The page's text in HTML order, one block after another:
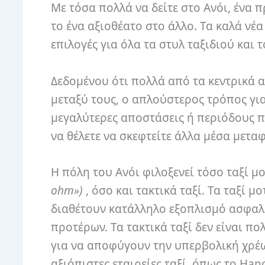
Με τόσα πολλά να δείτε στο Ανόι, ένα
το ένα αξιοθέατο στο άλλο. Τα καλά
επιλογές για όλα τα στυλ ταξιδιού
Δεδομένου ότι πολλά από τα κεντρικά
μεταξύ τους, ο απλούστερος τρόπος
μεγαλύτερες αποστάσεις ή περιόδους
να θέλετε να σκεφτείτε άλλα μέσα
Η πόλη του Ανόι φιλοξενεί τόσο ταξί
ohm») , όσο και τακτικά ταξί. Τα ταξί
διαθέτουν κατάλληλο εξοπλισμό
προτέρων. Τα τακτικά ταξί δεν είναι
για να αποφύγουν την υπερβολική